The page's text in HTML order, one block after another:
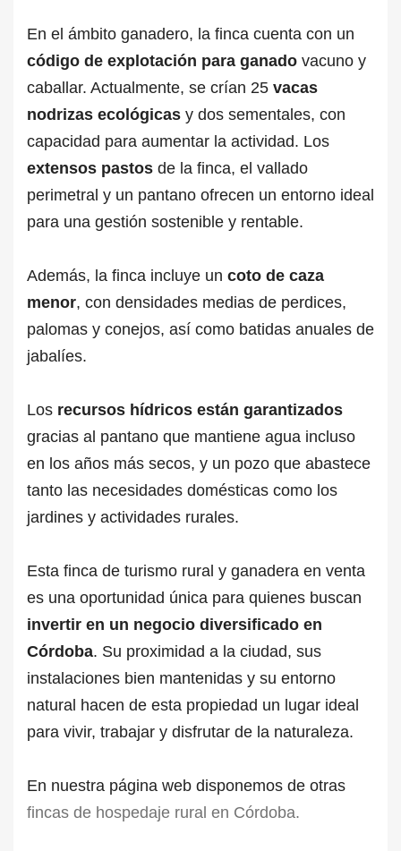
En el ámbito ganadero, la finca cuenta con un
código de explotación para ganado vacuno y
caballar. Actualmente, se crían 25 vacas
nodrizas ecológicas y dos sementales, con
capacidad para aumentar la actividad. Los
extensos pastos de la finca, el vallado
perimetral y un pantano ofrecen un entorno ideal
para una gestión sostenible y rentable.
Además, la finca incluye un coto de caza
menor, con densidades medias de perdices,
palomas y conejos, así como batidas anuales de
jabalíes.
Los recursos hídricos están garantizados
gracias al pantano que mantiene agua incluso
en los años más secos, y un pozo que abastece
tanto las necesidades domésticas como los
jardines y actividades rurales.
Esta finca de turismo rural y ganadera en venta
es una oportunidad única para quienes buscan
invertir en un negocio diversificado en
Córdoba. Su proximidad a la ciudad, sus
instalaciones bien mantenidas y su entorno
natural hacen de esta propiedad un lugar ideal
para vivir, trabajar y disfrutar de la naturaleza.
En nuestra página web disponemos de otras
fincas de hospedaje rural en Córdoba.